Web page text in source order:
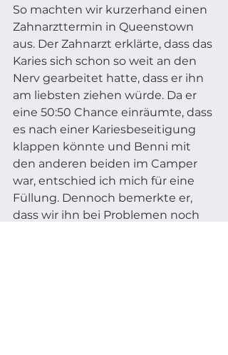
So machten wir kurzerhand einen
Zahnarzttermin in Queenstown
aus. Der Zahnarzt erklärte, dass das
Karies sich schon so weit an den
Nerv gearbeitet hatte, dass er ihn
am liebsten ziehen würde. Da er
eine 50:50 Chance einräumte, dass
es nach einer Kariesbeseitigung
klappen könnte und Benni mit
den anderen beiden im Camper
war, entschied ich mich für eine
Füllung. Dennoch bemerkte er,
dass wir ihn bei Problemen noch